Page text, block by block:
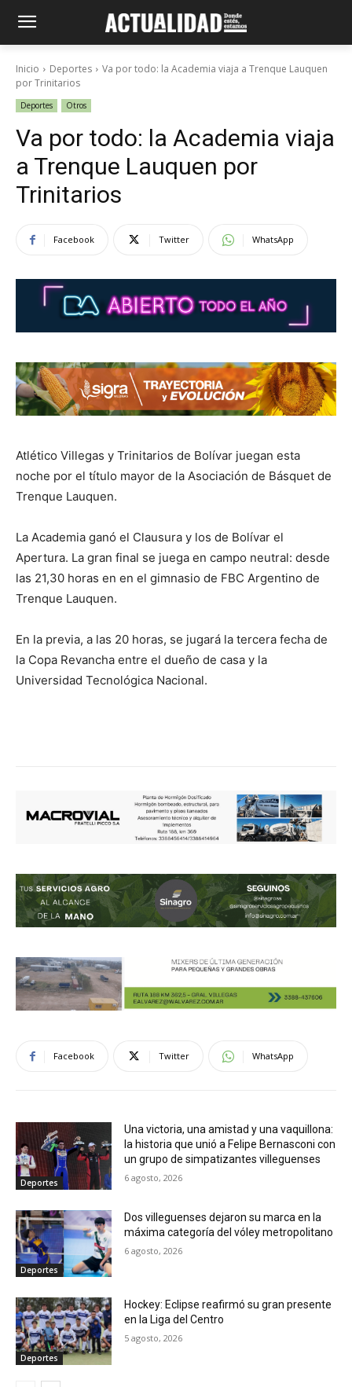
Inicio Deportes
Va por todo: la Academia viaja a Trenque Lauquen
por Trinitarios
Deportes Otros
Va por todo: la Academia viaja
a Trenque Lauquen por
Trinitarios
Facebook Twitter WhatsApp
Atlético Villegas y Trinitarios de Bolívar juegan esta
noche por el título mayor de la Asociación de Básquet de
Trenque Lauquen.
La Academia ganó el Clausura y los de Bolívar el
Apertura. La gran final se juega en campo neutral: desde
las 21,30 horas en en el gimnasio de FBC Argentino de
Trenque Lauquen.
En la previa, a las 20 horas, se jugará la tercera fecha de
la Copa Revancha entre el dueño de casa y la
Universidad Tecnológica Nacional.
Facebook Twitter WhatsApp
Deportes
Una victoria, una amistad y una vaquillona:
la historia que unió a Felipe Bernasconi con
un grupo de simpatizantes villeguenses
6 agosto, 2026
Deportes
Dos villeguenses dejaron su marca en la
máxima categoría del vóley metropolitano
6 agosto, 2026
Deportes
Hockey: Eclipse reafirmó su gran presente
en la Liga del Centro
5 agosto, 2026